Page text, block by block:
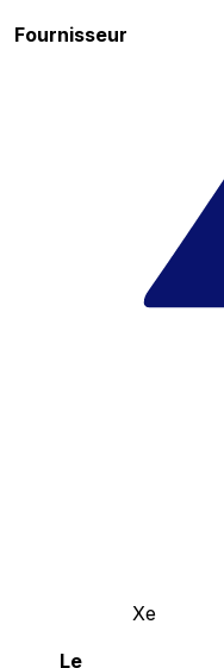
Fournisseur
Xe
Le